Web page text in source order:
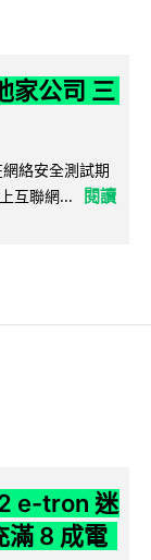
家公司 三
絡安全測試期
互聯網...
閱讀
e-tron 迷
8 成電